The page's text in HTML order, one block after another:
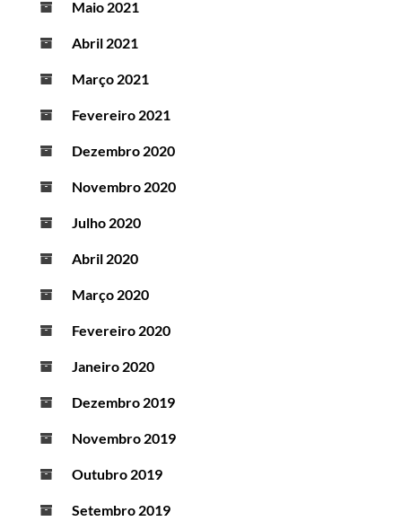
Maio 2021
Abril 2021
Março 2021
Fevereiro 2021
Dezembro 2020
Novembro 2020
Julho 2020
Abril 2020
Março 2020
Fevereiro 2020
Janeiro 2020
Dezembro 2019
Novembro 2019
Outubro 2019
Setembro 2019